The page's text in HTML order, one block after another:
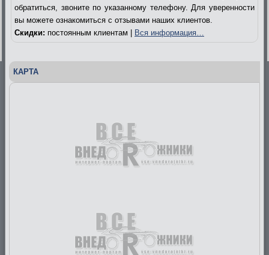
обратиться, звоните по указанному телефону. Для уверенности
вы можете ознакомиться с отзывами наших клиентов.
Скидки: постоянным клиентам | Вся информация…
КАРТА